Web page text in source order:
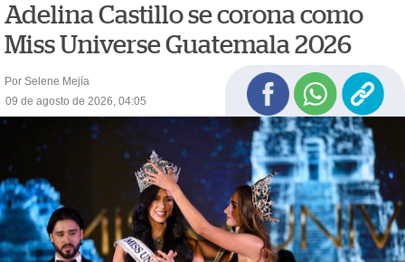
Adelina Castillo se corona como
Miss Universe Guatemala 2026
Por Selene Mejía
09 de agosto de 2026, 04:05